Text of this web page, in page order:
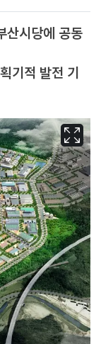
산시당에 공동
기적 발전 기